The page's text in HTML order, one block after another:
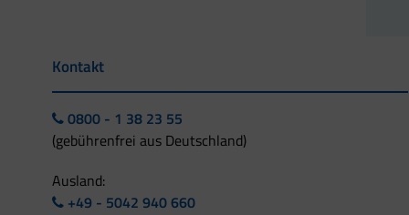
Kontakt
0800 - 1 38 23 55
(gebührenfrei aus Deutschland)
Ausland:
+49 - 5042 940 660